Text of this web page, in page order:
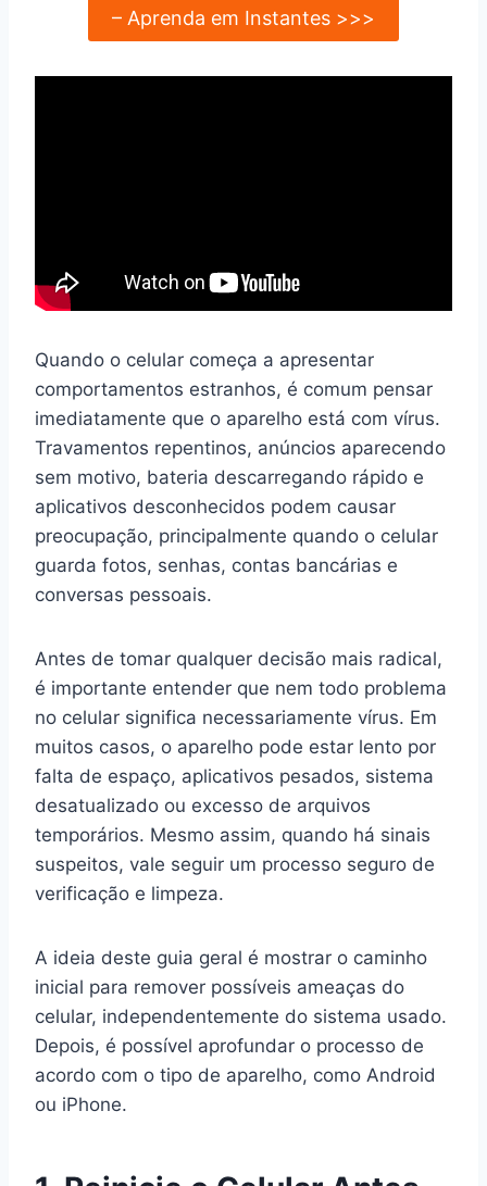
– Aprenda em Instantes >>>
Quando o celular começa a apresentar
comportamentos estranhos, é comum pensar
imediatamente que o aparelho está com vírus.
Travamentos repentinos, anúncios aparecendo
sem motivo, bateria descarregando rápido e
aplicativos desconhecidos podem causar
preocupação, principalmente quando o celular
guarda fotos, senhas, contas bancárias e
conversas pessoais.
Antes de tomar qualquer decisão mais radical,
é importante entender que nem todo problema
no celular significa necessariamente vírus. Em
muitos casos, o aparelho pode estar lento por
falta de espaço, aplicativos pesados, sistema
desatualizado ou excesso de arquivos
temporários. Mesmo assim, quando há sinais
suspeitos, vale seguir um processo seguro de
verificação e limpeza.
A ideia deste guia geral é mostrar o caminho
inicial para remover possíveis ameaças do
celular, independentemente do sistema usado.
Depois, é possível aprofundar o processo de
acordo com o tipo de aparelho, como Android
ou iPhone.